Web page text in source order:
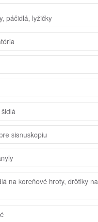
páčidlá, lyžičky
sisnuskopiu
na koreňové hroty, drôtiky na